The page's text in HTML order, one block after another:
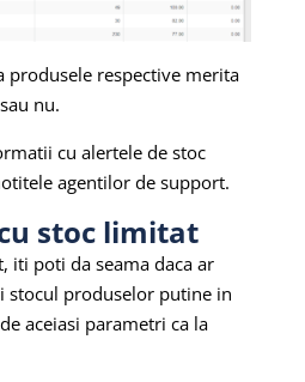
produsele respective merita
nu.
cu alertele de stoc
agentilor de support.
stoc limitat
iti poti da seama daca ar
stocul produselor putine in
aceiasi parametri ca la